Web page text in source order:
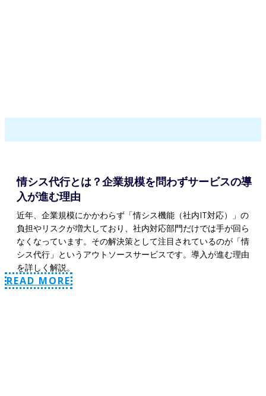
情シス代行とは？企業規模を問わずサービスの導
入が進む理由
近年、企業規模にかかわらず「情シス機能（社内IT対応）」の
負担やリスクが増大しており、社内対応部門だけでは手が回ら
なくなっています。その解決策として注目されているのが「情
シス代行」というアウトソースサービスです。導入が進む理由
を詳しく解説。
READ MORE